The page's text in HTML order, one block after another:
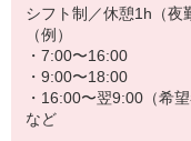
お散歩の付き添いや、
た時間が流れています。
シフト制／休憩1h（夜
（例）
・7:00〜16:00
・9:00〜18:00
・16:00〜翌9:00（希望
など